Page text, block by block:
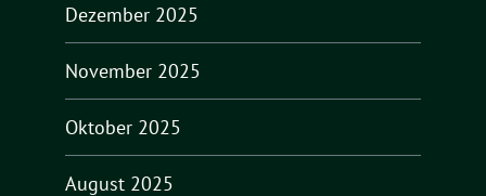
Dezember 2025
November 2025
Oktober 2025
August 2025